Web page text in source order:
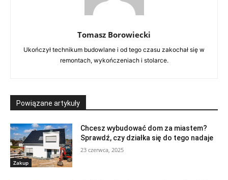
Tomasz Borowiecki
Ukończył technikum budowlane i od tego czasu zakochał się w
remontach, wykończeniach i stolarce.
Powiązane artykuły
Zakup
Chcesz wybudować dom za miastem?
Sprawdź, czy działka się do tego nadaje
23 czerwca, 2025